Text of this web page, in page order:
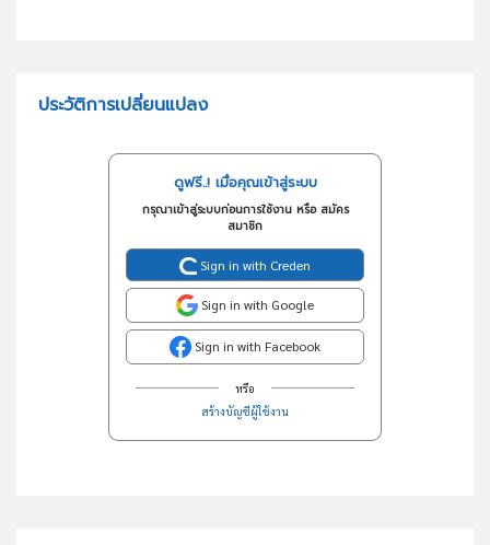
ประวัติการเปลี่ยนแปลง
ดูฟรี..! เมื่อคุณเข้าสู่ระบบ
กรุณาเข้าสู่ระบบก่อนการใช้งาน หรือ สมัคร
สมาชิก
Sign in with Creden
Sign in with Google
Sign in with Facebook
หรือ
สร้างบัญชีผู้ใช้งาน